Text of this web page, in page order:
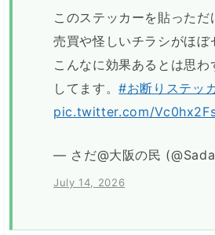
このステッカーを貼っただ
売買や怪しいチラシがほぼ
こんなに効果あるとは思わ
してます。#お断りステッ
pic.twitter.com/
— さだ@大阪の民
July 14, 2026